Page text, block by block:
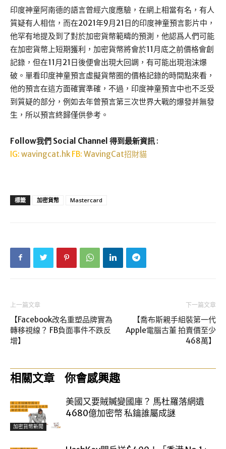
印度神童阿南德的語言曾經六度應驗，在網上相當有名，有人
質疑有人相信，而在2021年9月21日的印度神童預言影片中，
他罕有地提及到了對於加密貨幣範疇的預測，他認爲人們可能
在加密貨幣上短期獲利，加密貨幣將會於11月底之前價格會創
記錄，但在11月21日後便會出現大回調，有可能出現泡沫爆
破。單看印度神童預言虛擬貨幣圈的價格記錄的時間點來看，
他的預言在這方面確實準確，不過，印度神童預言中也不乏受
到質疑的部分，例如去年曾預言第三次世界大戰的爆發并無發
生，所以預言終歸僅供參考。
Follow我們 Social Channel 得到最新資訊 :
IG: wavingcat.hk FB: WavingCat招財貓
標籤 加密貨幣 Mastercard
上一篇文章
【Facebook改名重塑品牌實為
轉移視線？ FB負面事件不跌反
增】
下一篇文章
【喬布斯親手組裝第一代
Apple電腦古董 拍賣價至少
468萬】
相關文章 你會感興趣
加密貨幣新聞
美國又要賊贓變國庫？ 馬杜羅落網遺
4680億加密幣 私鑰誰屬成謎